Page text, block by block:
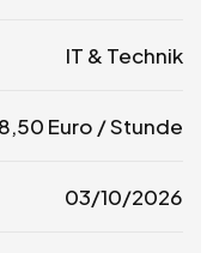
IT & Technik
Euro / Stunde
03/10/2026